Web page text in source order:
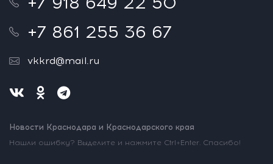
+7 861 255 36 67
vkkrd@mail.ru
Новости Краснодара и Краснодарского края
Нашли ошибку? Выделите и нажмите Ctrl+Enter. Спасибо!